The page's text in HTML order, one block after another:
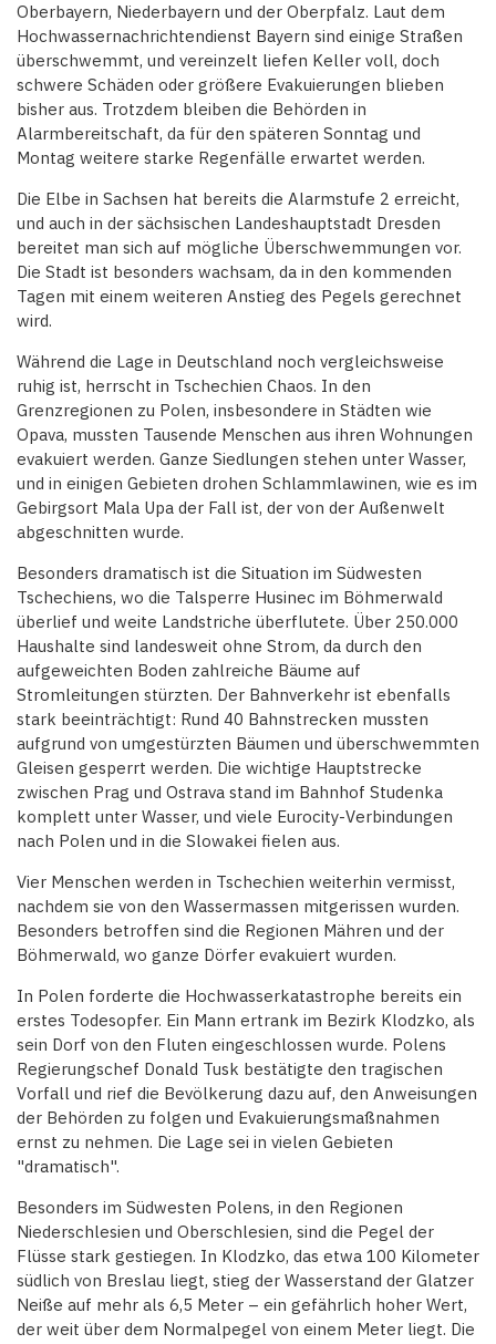
Oberbayern, Niederbayern und der Oberpfalz. Laut dem
Hochwassernachrichtendienst Bayern sind einige Straßen
überschwemmt, und vereinzelt liefen Keller voll, doch
schwere Schäden oder größere Evakuierungen blieben
bisher aus. Trotzdem bleiben die Behörden in
Alarmbereitschaft, da für den späteren Sonntag und
Montag weitere starke Regenfälle erwartet werden.
Die Elbe in Sachsen hat bereits die Alarmstufe 2 erreicht,
und auch in der sächsischen Landeshauptstadt Dresden
bereitet man sich auf mögliche Überschwemmungen vor.
Die Stadt ist besonders wachsam, da in den kommenden
Tagen mit einem weiteren Anstieg des Pegels gerechnet
wird.
Während die Lage in Deutschland noch vergleichsweise
ruhig ist, herrscht in Tschechien Chaos. In den
Grenzregionen zu Polen, insbesondere in Städten wie
Opava, mussten Tausende Menschen aus ihren Wohnungen
evakuiert werden. Ganze Siedlungen stehen unter Wasser,
und in einigen Gebieten drohen Schlammlawinen, wie es im
Gebirgsort Mala Upa der Fall ist, der von der Außenwelt
abgeschnitten wurde.
Besonders dramatisch ist die Situation im Südwesten
Tschechiens, wo die Talsperre Husinec im Böhmerwald
überlief und weite Landstriche überflutete. Über 250.000
Haushalte sind landesweit ohne Strom, da durch den
aufgeweichten Boden zahlreiche Bäume auf
Stromleitungen stürzten. Der Bahnverkehr ist ebenfalls
stark beeinträchtigt: Rund 40 Bahnstrecken mussten
aufgrund von umgestürzten Bäumen und überschwemmten
Gleisen gesperrt werden. Die wichtige Hauptstrecke
zwischen Prag und Ostrava stand im Bahnhof Studenka
komplett unter Wasser, und viele Eurocity-Verbindungen
nach Polen und in die Slowakei fielen aus.
Vier Menschen werden in Tschechien weiterhin vermisst,
nachdem sie von den Wassermassen mitgerissen wurden.
Besonders betroffen sind die Regionen Mähren und der
Böhmerwald, wo ganze Dörfer evakuiert wurden.
In Polen forderte die Hochwasserkatastrophe bereits ein
erstes Todesopfer. Ein Mann ertrank im Bezirk Klodzko, als
sein Dorf von den Fluten eingeschlossen wurde. Polens
Regierungschef Donald Tusk bestätigte den tragischen
Vorfall und rief die Bevölkerung dazu auf, den Anweisungen
der Behörden zu folgen und Evakuierungsmaßnahmen
ernst zu nehmen. Die Lage sei in vielen Gebieten
"dramatisch".
Besonders im Südwesten Polens, in den Regionen
Niederschlesien und Oberschlesien, sind die Pegel der
Flüsse stark gestiegen. In Klodzko, das etwa 100 Kilometer
südlich von Breslau liegt, stieg der Wasserstand der Glatzer
Neiße auf mehr als 6,5 Meter – ein gefährlich hoher Wert,
der weit über dem Normalpegel von einem Meter liegt. Die